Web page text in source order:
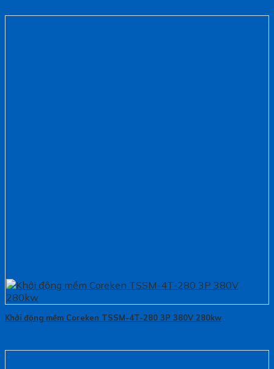
Khởi động mềm Coreken TSSM-4T-280 3P 380V 280kw